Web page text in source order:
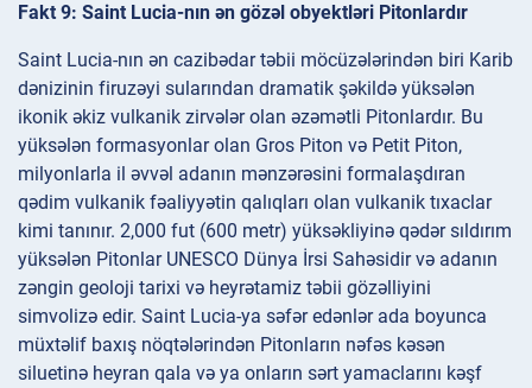
Fakt 9: Saint Lucia-nın ən gözəl obyektləri Pitonlardır
Saint Lucia-nın ən cazibədar təbii möcüzələrindən biri Karib
dənizinin firuzəyi sularından dramatik şəkildə yüksələn
ikonik əkiz vulkanik zirvələr olan əzəmətli Pitonlardır. Bu
yüksələn formasyonlar olan Gros Piton və Petit Piton,
milyonlarla il əvvəl adanın mənzərəsini formalaşdıran
qədim vulkanik fəaliyyətin qalıqları olan vulkanik tıxaclar
kimi tanınır. 2,000 fut (600 metr) yüksəkliyinə qədər sıldırım
yüksələn Pitonlar UNESCO Dünya İrsi Sahəsidir və adanın
zəngin geoloji tarixi və heyrətamiz təbii gözəlliyini
simvolizə edir. Saint Lucia-ya səfər edənlər ada boyunca
müxtəlif baxış nöqtələrindən Pitonların nəfəs kəsən
siluetinə heyran qala və ya onların sərt yamaclarını kəşf